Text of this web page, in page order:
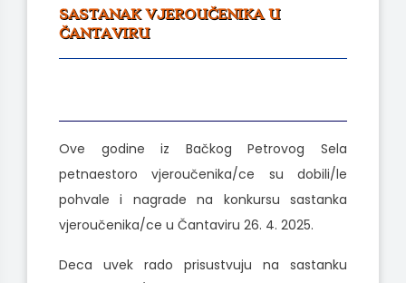
SASTANAK VJEROUČENIKA U
ČANTAVIRU
Ove godine iz Bačkog Petrovog Sela
petnaestoro vjeroučenika/ce su dobili/le
pohvale i nagrade na konkursu sastanka
vjeroučenika/ce u Čantaviru 26. 4. 2025.
Deca uvek rado prisustvuju na sastanku